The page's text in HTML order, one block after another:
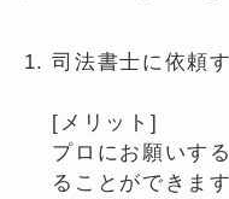
司法書士に依頼
[メリット]
プロにお願いす
ることができま